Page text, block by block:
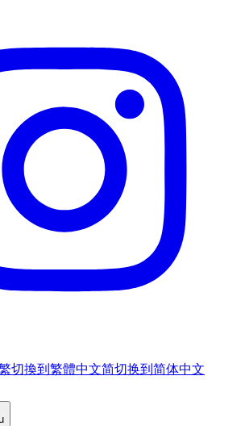
切換到繁體中文简切换到简体中文